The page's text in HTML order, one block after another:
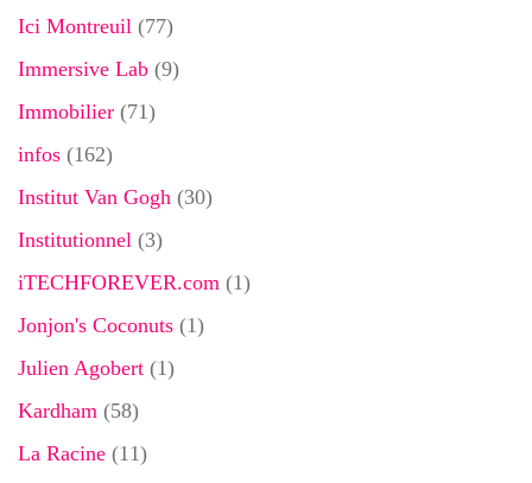
Ici Montreuil (77)
Immersive Lab (9)
Immobilier (71)
infos (162)
Institut Van Gogh (30)
Institutionnel (3)
iTECHFOREVER.com (1)
Jonjon's Coconuts (1)
Julien Agobert (1)
Kardham (58)
La Racine (11)